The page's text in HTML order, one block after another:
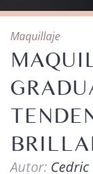
Maquillaje
Autor: